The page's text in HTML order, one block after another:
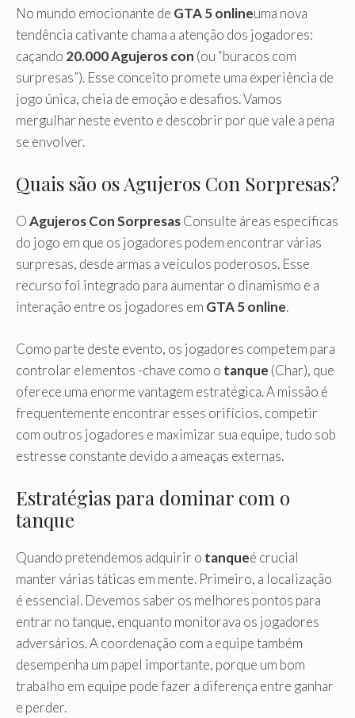
No mundo emocionante de GTA 5 onlineuma nova
tendência cativante chama a atenção dos jogadores:
caçando 20.000 Agujeros con (ou “buracos com
surpresas”). Esse conceito promete uma experiência de
jogo única, cheia de emoção e desafios. Vamos
mergulhar neste evento e descobrir por que vale a pena
se envolver.
Quais são os Agujeros Con Sorpresas?
OAgujeros Con SorpresasConsulte áreas específicas
do jogo em que os jogadores podem encontrar várias
surpresas, desde armas a veículos poderosos. Esse
recurso foi integrado para aumentar o dinamismo e a
interação entre os jogadores em GTA 5 online.
Como parte deste evento, os jogadores competem para
controlar elementos -chave como o tanque (Char), que
oferece uma enorme vantagem estratégica. A missão é
frequentemente encontrar esses orifícios, competir
com outros jogadores e maximizar sua equipe, tudo sob
estresse constante devido a ameaças externas.
Estratégias para dominar com o
tanque
Quando pretendemos adquirir o tanqueé crucial
manter várias táticas em mente. Primeiro, a localização
é essencial. Devemos saber os melhores pontos para
entrar no tanque, enquanto monitorava os jogadores
adversários. A coordenação com a equipe também
desempenha um papel importante, porque um bom
trabalho em equipe pode fazer a diferença entre ganhar
e perder.